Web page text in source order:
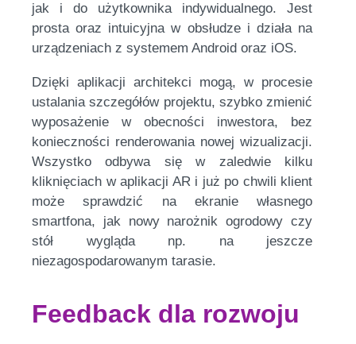
jak i do użytkownika indywidualnego. Jest
prosta oraz intuicyjna w obsłudze i działa na
urządzeniach z systemem Android oraz iOS.
Dzięki aplikacji architekci mogą, w procesie
ustalania szczegółów projektu, szybko zmienić
wyposażenie w obecności inwestora, bez
konieczności renderowania nowej wizualizacji.
Wszystko odbywa się w zaledwie kilku
kliknięciach w aplikacji AR i już po chwili klient
może sprawdzić na ekranie własnego
smartfona, jak nowy narożnik ogrodowy czy
stół wygląda np. na jeszcze
niezagospodarowanym tarasie.
Feedback dla rozwoju